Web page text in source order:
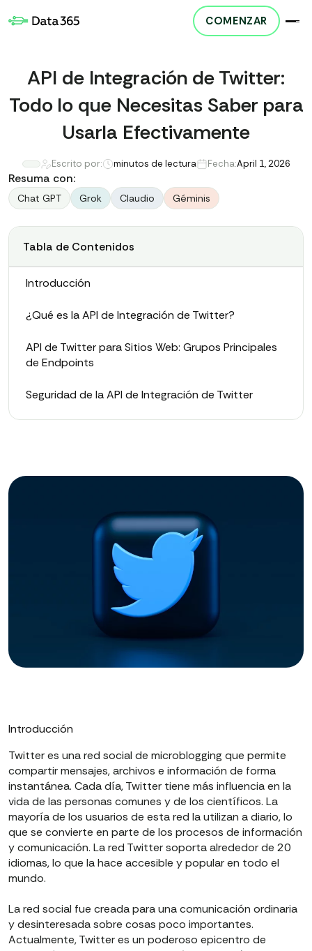
COMENZAR
API de Integración de Twitter:
Todo lo que Necesitas Saber para
Usarla Efectivamente
Escrito por: minutos de lectura Fecha:April 1, 2026
Resuma con:
Chat GPT Grok Claudio Géminis
Tabla de Contenidos
Introducción
¿Qué es la API de Integración de Twitter?
API de Twitter para Sitios Web: Grupos Principales
de Endpoints
Seguridad de la API de Integración de Twitter
Introducción
Twitter es una red social de microblogging que permite
compartir mensajes, archivos e información de forma
instantánea. Cada día, Twitter tiene más influencia en la
vida de las personas comunes y de los científicos. La
mayoría de los usuarios de esta red la utilizan a diario, lo
que se convierte en parte de los procesos de información
y comunicación. La red Twitter soporta alrededor de 20
idiomas, lo que la hace accesible y popular en todo el
mundo.
La red social fue creada para una comunicación ordinaria
y desinteresada sobre cosas poco importantes.
Actualmente, Twitter es un poderoso epicentro de